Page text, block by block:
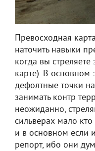
Превосходная
наточить навыки
когда вы
карте). В основном
дефолтные точки
занимать контр
неожиданно,
сильверах мало
и в основном если
репорт, ибо они